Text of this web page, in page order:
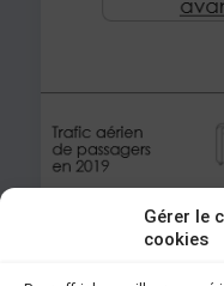
Gérer le
cookies